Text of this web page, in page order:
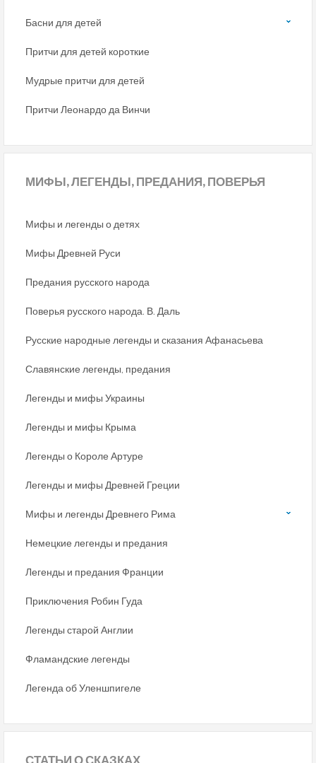
Басни для детей
Притчи для детей короткие
Мудрые притчи для детей
Притчи Леонардо да Винчи
МИФЫ,ЛЕГЕНДЫ, ПРЕДАНИЯ, ПОВЕРЬЯ
Мифы и легенды о детях
Мифы Древней Руси
Предания русского народа
Поверья русского народа. В. Даль
Русские народные легенды и сказания Афанасьева
Славянские легенды, предания
Легенды и мифы Украины
Легенды и мифы Крыма
Легенды о Короле Артуре
Легенды и мифы Древней Греции
Мифы и легенды Древнего Рима
Немецкие легенды и предания
Легенды и предания Франции
Приключения Робин Гуда
Легенды старой Англии
Фламандские легенды
Легенда об Уленшпигеле
СТАТЬИО СКАЗКАХ